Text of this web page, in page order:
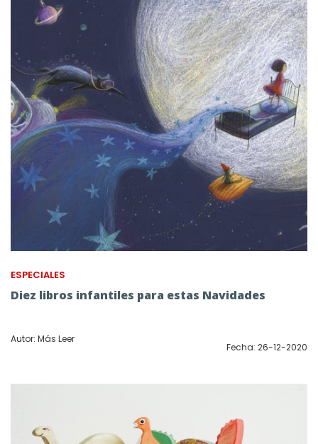
ESPECIALES
Diez libros infantiles para estas Navidades
Autor: Más Leer
Fecha: 26-12-2020